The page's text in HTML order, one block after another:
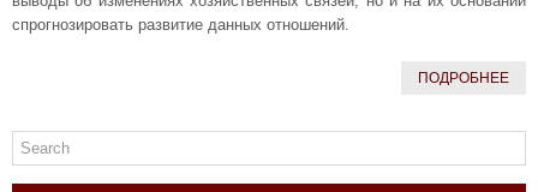
спрогнозировать развитие данных отношений.
ПОДРОБНЕЕ